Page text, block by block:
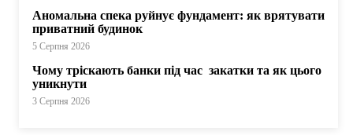
Аномальна спека руйнує фундамент: як врятувати
приватний будинок
5 Серпня 2026
Чому тріскають банки під час закатки та як цього
уникнути
3 Серпня 2026